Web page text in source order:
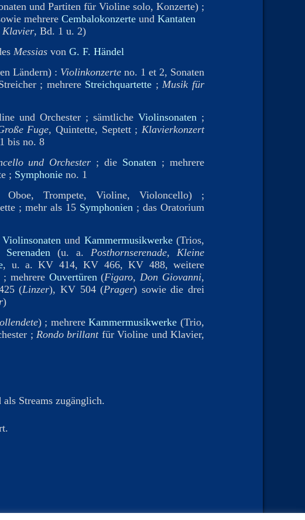
und Partiten für Violine solo, Konzerte) ;
mehrere Cembalokonzerte und Kantaten
Klavier, Bd. 1 u. 2)
Messias von G. F. Händel
Ländern) : Violinkonzerte no. 1 et 2, Sonaten
; mehrere Streichquartette ;Musik für
und Orchester ; sämtliche Violinsonaten;
Fuge, Quintette, Septett ;Klavierkonzert
bis no. 8
und Orchester ; die Sonaten ; mehrere
; Symphonie no. 1
Trompete, Violine, Violoncello) ;
; mehr als 15 Symphonien ; das Oratorium
Violinsonatenund Kammermusikwerke(Trios,
Serenaden(u. a. Posthornserenade,Kleine
, u. a. KV 414, KV 466, KV 488, weitere
mehrere Ouvertüren(Figaro,Don Giovanni,
(Linzer), KV 504 (Prager) sowie die drei
)
) ; mehrereKammermusikwerke (Trio,
;Rondo brillantfür Violine und Klavier,
Streams zugänglich.